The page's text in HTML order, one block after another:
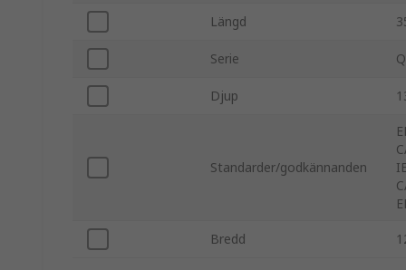
Längd
Serie
Djup
Standarder/godkännanden
Bredd